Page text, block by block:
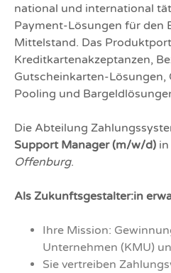
national und international
Payment-Lösungen für den
Mittelstand. Das
Kreditkartenakzeptanzen,
Gutscheinkarten-Lösungen,
Pooling und
Die Abteilung
Support Manager (m/w/d)
Offenburg.
Als Zukunftsgestalter:in
Ihre Mission:
Unternehmen (KMU)
Sie vertreiben